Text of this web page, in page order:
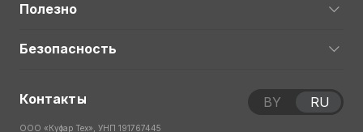
Полезно
Безопасность
Контакты
ООО «Куфар Тех», УНП 191767445
BY RU